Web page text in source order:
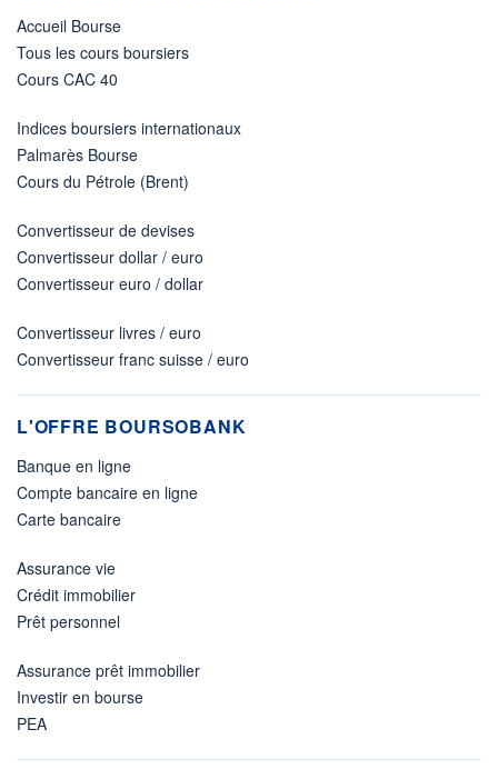
Accueil Bourse
Tous les cours boursiers
Cours CAC 40
Indices boursiers internationaux
Palmarès Bourse
Cours du Pétrole (Brent)
Convertisseur de devises
Convertisseur dollar / euro
Convertisseur euro / dollar
Convertisseur livres / euro
Convertisseur franc suisse / euro
L'OFFRE BOURSOBANK
Banque en ligne
Compte bancaire en ligne
Carte bancaire
Assurance vie
Crédit immobilier
Prêt personnel
Assurance prêt immobilier
Investir en bourse
PEA